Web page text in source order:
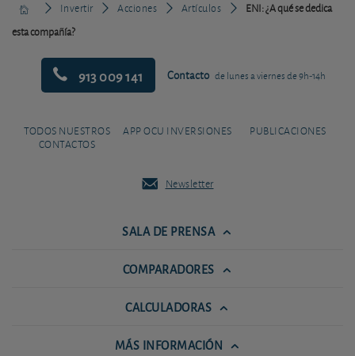
Invertir Acciones Artículos
ENI: ¿A qué se dedica
esta compañía?
913 009 141 Contacto de lunes a viernes de 9h-14h
TODOS NUESTROS
CONTACTOS
APP OCU INVERSIONES PUBLICACIONES
Newsletter
SALA DE PRENSA
COMPARADORES
CALCULADORAS
MÁS INFORMACIÓN